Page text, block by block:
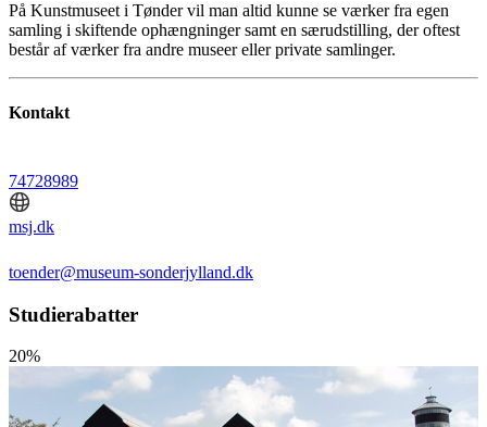
På Kunstmuseet i Tønder vil man altid kunne se værker fra egen
samling i skiftende ophængninger samt en særudstilling, der oftest
består af værker fra andre museer eller private samlinger.
Kontakt
74728989
msj.dk
toender@museum-sonderjylland.dk
Studierabatter
20%